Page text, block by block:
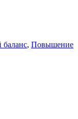
баланс, Повышение